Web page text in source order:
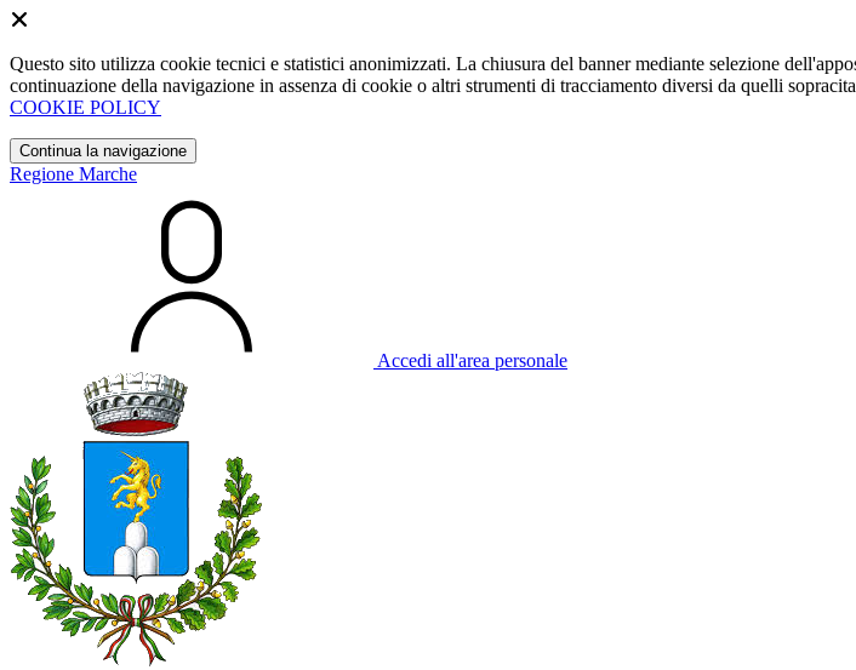
Questo sito utilizza cookie tecnici e statistici anonimizzati. La chiusura del banner mediante selezione
continuazione della navigazione in assenza di cookie o altri strumenti di tracciamento diversi da quelli
COOKIE POLICY
Continua la navigazione
Regione Marche
Accedi all'area personale